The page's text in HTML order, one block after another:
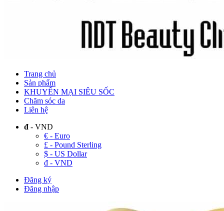
Trang chủ
Sản phẩm
KHUYẾN MẠI SIÊU SỐC
Chăm sóc da
Liên hệ
đ - VND
€ - Euro
£ - Pound Sterling
$ - US Dollar
đ - VND
Đăng ký
Đăng nhập